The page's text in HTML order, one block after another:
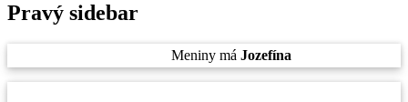
Pravý sidebar
Meniny má Jozefína